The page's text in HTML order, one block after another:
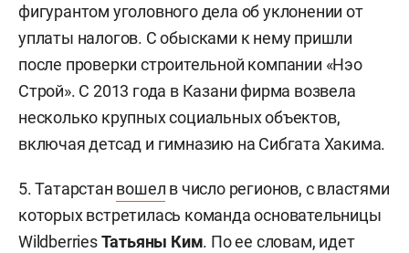
фигурантом уголовного дела об уклонении от
уплаты налогов. С обысками к нему пришли
после проверки строительной компании «Нэо
Строй». С 2013 года в Казани фирма возвела
несколько крупных социальных объектов,
включая детсад и гимназию на Сибгата Хакима.
5. Татарстан вошел в число регионов, с властями
которых встретилась команда основательницы
WildberriesТатьяны Ким. По ее словам, идет